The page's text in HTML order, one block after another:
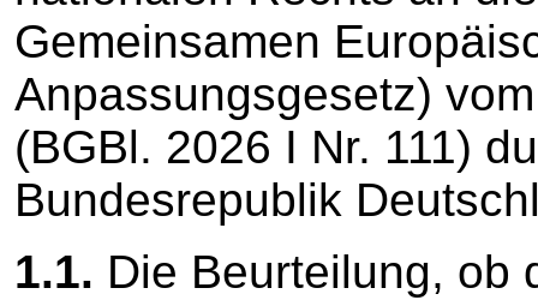
Gemeinsamen
Anpassungsgesetz)
(BGBl. 2026 I Nr. 111)
Bundesrepublik
1.1. Die Beurteilung, ob